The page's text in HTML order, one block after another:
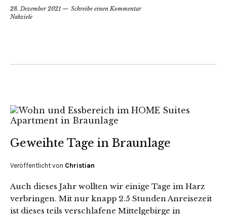
28. Dezember 2021
Schreibe einen Kommentar
Nahziele
Geweihte Tage in Braunlage
Veröffentlicht von Christian
Auch dieses Jahr wollten wir einige Tage im Harz
verbringen. Mit nur knapp 2.5 Stunden Anreisezeit
ist dieses teils verschlafene Mittelgebirge in